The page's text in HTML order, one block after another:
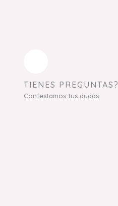
TIENES PREGUNTAS?
Contestamos tus dudas